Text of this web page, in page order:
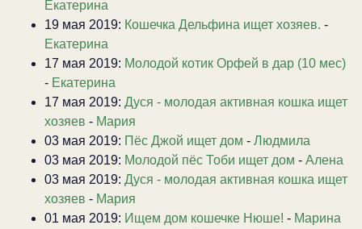
Екатерина
19 мая 2019: Кошечка Дельфина ищет хозяев. -
Екатерина
17 мая 2019: Молодой котик Орфей в дар (10 мес)
- Екатерина
17 мая 2019: Дуся - молодая активная кошка ищет
хозяев - Мария
03 мая 2019: Пёс Джой ищет дом - Людмила
03 мая 2019: Молодой пёс Тоби ищет дом - Алена
03 мая 2019: Дуся - молодая активная кошка ищет
хозяев - Мария
01 мая 2019: Ищем дом кошечке Нюше! - Марина